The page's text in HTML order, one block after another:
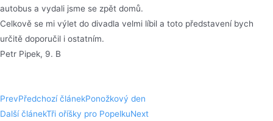
autobus a vydali jsme se zpět domů.
Celkově se mi výlet do divadla velmi líbil a toto představení bych
určitě doporučil i ostatním.
Petr Pipek, 9. B
PrevPředchozí článekPonožkový den
Další článekTři oříšky pro PopelkuNext